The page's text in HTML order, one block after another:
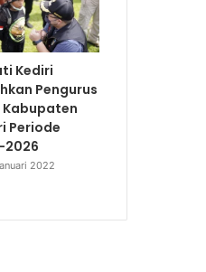
Kediri
Pengurus
Kabupaten
Periode
2026
2022